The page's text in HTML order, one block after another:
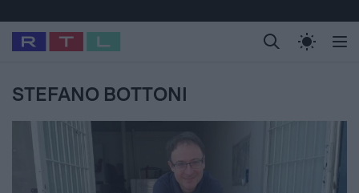
Legfrissebb RTL Híradó Randi Celeb vagyok,
Babits Marcella Most Wanted Gallusz
STEFANO BOTTONI